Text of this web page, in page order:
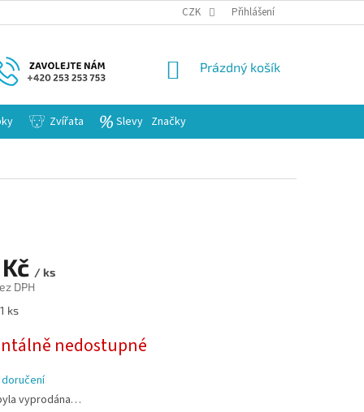
CZK Přihlášení
NÁKUPNÍ
Prázdný košík
Zvířata Slevy Značky
/ ks
DPH
ks
nedostupné
vyprodána…